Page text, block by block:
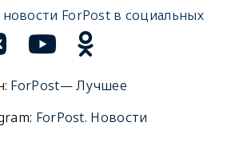
ForPost в социальных
ForPost— Лучшее
ForPost. Новости